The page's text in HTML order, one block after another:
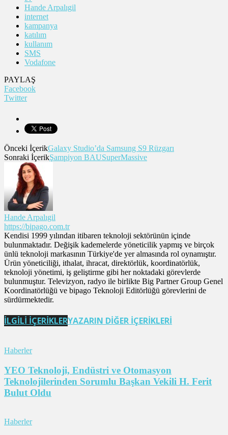
Hande Arpalıgil
internet
kampanya
katılım
kullanım
SMS
Vodafone
PAYLAŞ
Facebook
Twitter
Önceki İçerikGalaxy Studio’da Samsung S9 Rüzgarı
Sonraki İçerikŞampiyon BAUSuperMassive
Hande Arpalıgil
https://bipago.com.tr
Kendisi 1999 yılından itibaren teknoloji sektörünün içinde
bulunmaktadır. Değişik kademelerde yöneticilik yapmış ve birçok
ünlü teknoloji markasının Türkiye'de yer almasında rol oynamıştır.
Ürün yöneticiliği, ithalat, ihracat, direktörlük, koordinatörlük,
teknoloji yönetimi, iş geliştirme gibi her noktadaki görevlerde
bulunmuştur. Televizyon, radyo ile birlikte Big Partner Group Genel
Koordinatörlüğü ve bipago Teknoloji Editörlüğü görevlerini de
sürdürmektedir.
İLGİLİ İÇERİKLERYAZARIN DİĞER İÇERİKLERİ
Haberler
YEO Teknoloji, Endüstri ve Otomasyon
Teknolojilerinden Sorumlu Başkan Vekili H. Ferit
Bulut Oldu
Haberler